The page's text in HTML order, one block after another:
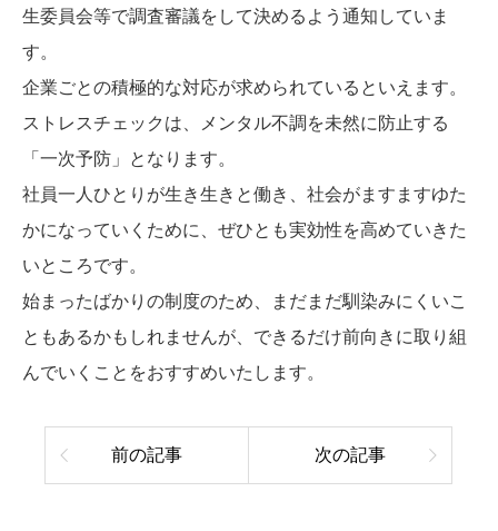
生委員会等で調査審議をして決めるよう通知していま
す。
企業ごとの積極的な対応が求められているといえます。
ストレスチェックは、メンタル不調を未然に防止する
「一次予防」となります。
社員一人ひとりが生き生きと働き、社会がますますゆた
かになっていくために、ぜひとも実効性を高めていきた
いところです。
始まったばかりの制度のため、まだまだ馴染みにくいこ
ともあるかもしれませんが、できるだけ前向きに取り組
んでいくことをおすすめいたします。
前の記事 次の記事